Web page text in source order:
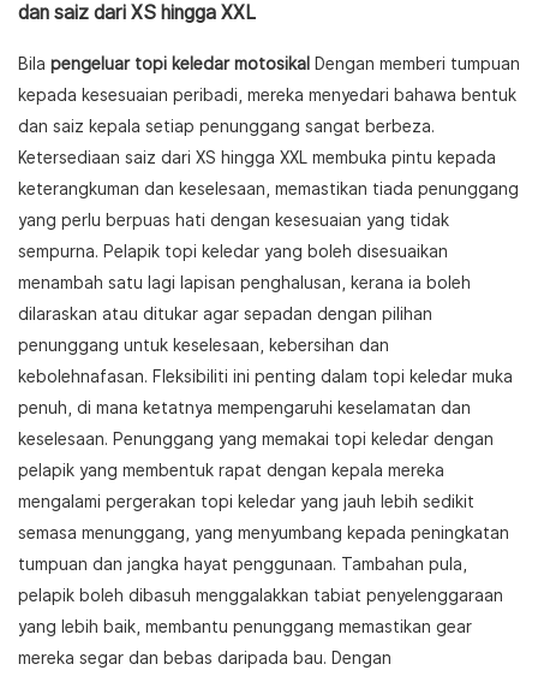
dan saiz dari XS hingga XXL
Bila pengeluar topi keledar motosikal Dengan memberi tumpuan
kepada kesesuaian peribadi, mereka menyedari bahawa bentuk
dan saiz kepala setiap penunggang sangat berbeza.
Ketersediaan saiz dari XS hingga XXL membuka pintu kepada
keterangkuman dan keselesaan, memastikan tiada penunggang
yang perlu berpuas hati dengan kesesuaian yang tidak
sempurna. Pelapik topi keledar yang boleh disesuaikan
menambah satu lagi lapisan penghalusan, kerana ia boleh
dilaraskan atau ditukar agar sepadan dengan pilihan
penunggang untuk keselesaan, kebersihan dan
kebolehnafasan. Fleksibiliti ini penting dalam topi keledar muka
penuh, di mana ketatnya mempengaruhi keselamatan dan
keselesaan. Penunggang yang memakai topi keledar dengan
pelapik yang membentuk rapat dengan kepala mereka
mengalami pergerakan topi keledar yang jauh lebih sedikit
semasa menunggang, yang menyumbang kepada peningkatan
tumpuan dan jangka hayat penggunaan. Tambahan pula,
pelapik boleh dibasuh menggalakkan tabiat penyelenggaraan
yang lebih baik, membantu penunggang memastikan gear
mereka segar dan bebas daripada bau. Dengan